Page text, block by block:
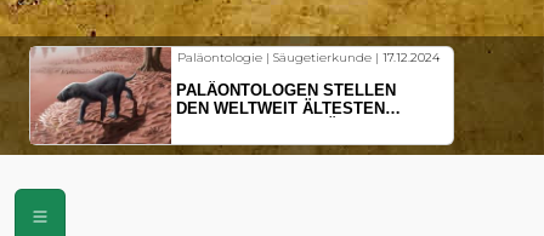
STRESS
Paläontologie | Säugetierkunde |17.12.2024
PALÄONTOLOGEN STELLEN
DEN WELTWEIT ÄLTESTEN
VORFAHREN DER SÄUGETIERE
VOR